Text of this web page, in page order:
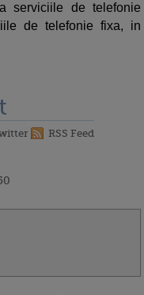
serviciile de telefonie
de telefonie fixa, in
RSS Feed